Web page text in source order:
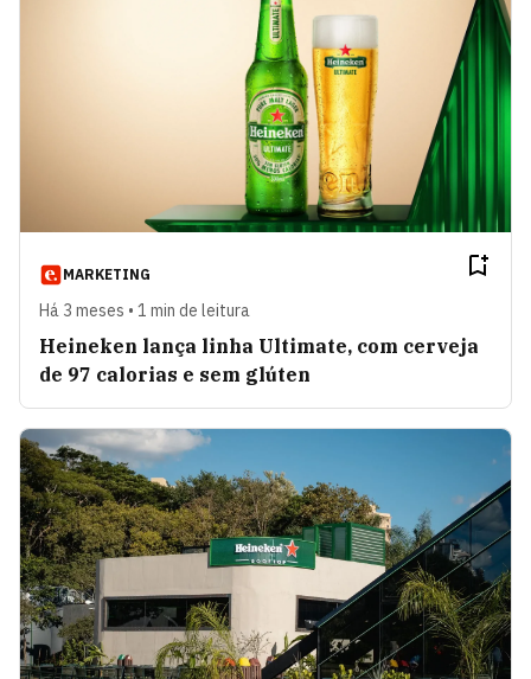
MARKETING
Há 3 meses • 1 min de leitura
Heineken lança linha Ultimate, com cerveja
de 97 calorias e sem glúten